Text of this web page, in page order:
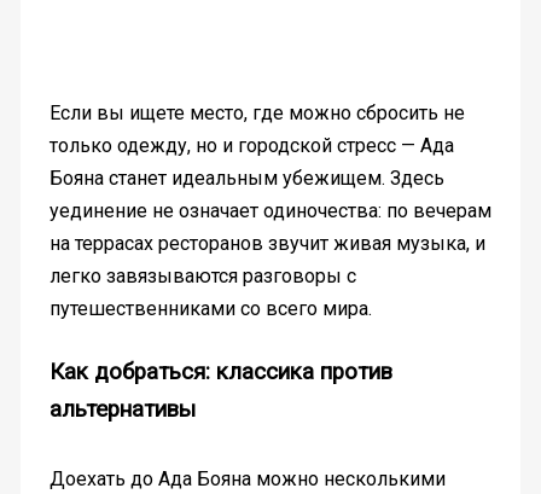
Если вы ищете место, где можно сбросить не
только одежду, но и городской стресс — Ада
Бояна станет идеальным убежищем. Здесь
уединение не означает одиночества: по вечерам
на террасах ресторанов звучит живая музыка, и
легко завязываются разговоры с
путешественниками со всего мира.
Как добраться: классика против
альтернативы
Доехать до Ада Бояна можно несколькими